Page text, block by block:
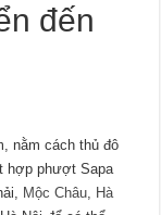
đến
nằm cách thủ đô
hợp phượt Sapa
Mộc Châu Hà